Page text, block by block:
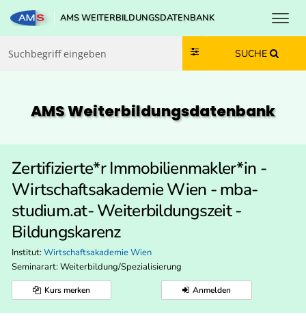
Zum Inhalt springen
Zum Navmenü springen
Zur Suche springen
Zur Footer springen
AMS WEITERBILDUNGSDATENBANK
SUCHE
AMS Weiterbildungs­datenbank
Zertifizierte*r Immobilienmakler*in -
Wirtschaftsakademie Wien - mba-
studium.at- Weiterbildungszeit -
Bildungskarenz
Institut: Wirtschaftsakademie Wien
Seminarart: Weiterbildung/Spezialisierung
Kurs merken Anmelden